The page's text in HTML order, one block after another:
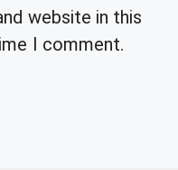
website in this
I comment.